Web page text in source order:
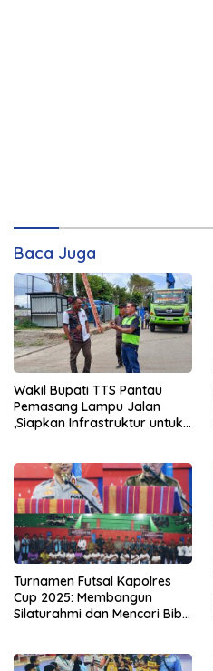
Baca Juga
Wakil Bupati TTS Pantau
Pemasang Lampu Jalan
,Siapkan Infrastruktur untuk
Turnamen Futsal Kapolres
Cup 2025: Membangun
Silaturahmi dan Mencari Bibit